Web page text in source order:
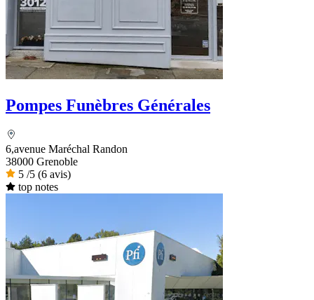
Pompes Funèbres Générales
6,avenue Maréchal Randon
38000 Grenoble
5 /5 (6 avis)
top notes